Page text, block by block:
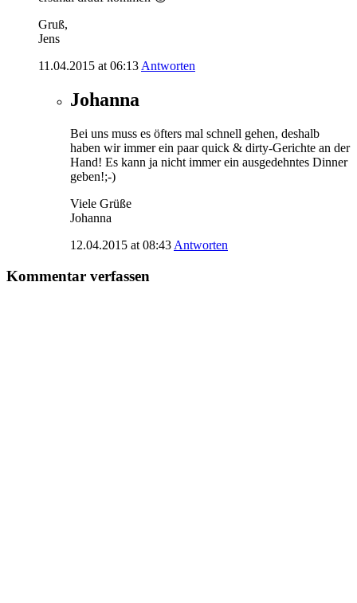
Gruß,
Jens
11.04.2015 at 06:13 Antworten
Johanna
Bei uns muss es öfters mal schnell gehen, deshalb
haben wir immer ein paar quick & dirty-Gerichte an der
Hand! Es kann ja nicht immer ein ausgedehntes Dinner
geben!;-)
Viele Grüße
Johanna
12.04.2015 at 08:43 Antworten
Kommentar verfassen